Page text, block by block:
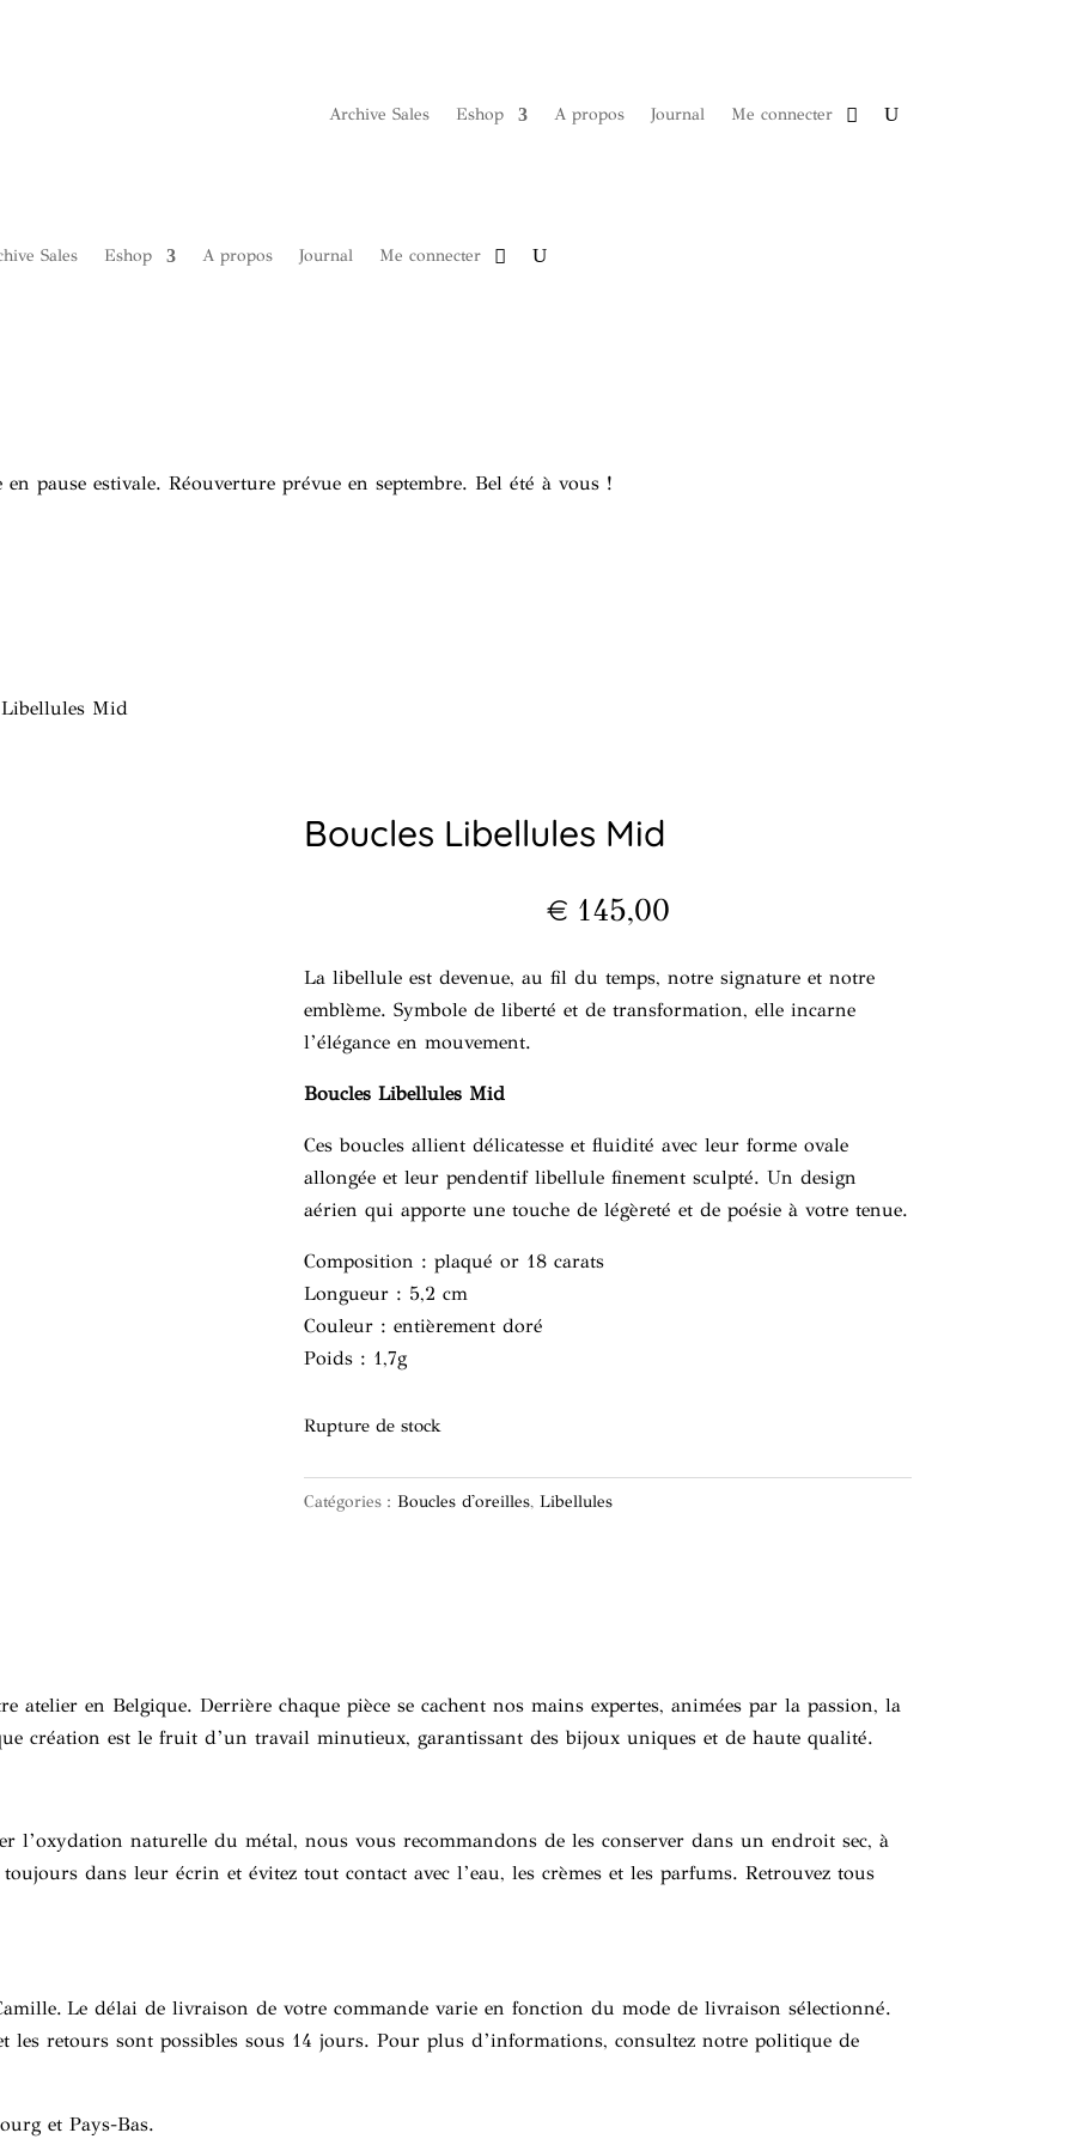
Archive Sales Eshop A propos Journal Me connecter
Sales Eshop A propos Journal Me connecter
en pause estivale. Réouverture prévue en septembre. Bel été à vous !
Mid
Boucles Libellules Mid
€ 145,00
La libellule est devenue, au fil du temps, notre signature et notre
emblème. Symbole de liberté et de transformation, elle incarne
l’élégance en mouvement.
Boucles Libellules Mid
Ces boucles allient délicatesse et fluidité avec leur forme ovale
allongée et leur pendentif libellule finement sculpté. Un design
aérien qui apporte une touche de légèreté et de poésie à votre tenue.
Composition : plaqué or 18 carats
Longueur : 5,2 cm
Couleur : entièrement doré
Poids : 1,7g
Rupture de stock
Catégories : Boucles d'oreilles, Libellules
atelier en Belgique. Derrière chaque pièce se cachent nos mains expertes, animées par la passion, la
création est le fruit d’un travail minutieux, garantissant des bijoux uniques et de haute qualité.
l’oxydation naturelle du métal, nous vous recommandons de les conserver dans un endroit sec, à
dans leur écrin et évitez tout contact avec l’eau, les crèmes et les parfums. Retrouvez tous
Le délai de livraison de votre commande varie en fonction du mode de livraison sélectionné.
les retours sont possibles sous 14 jours. Pour plus d’informations, consultez notre politique de
et Pays-Bas.